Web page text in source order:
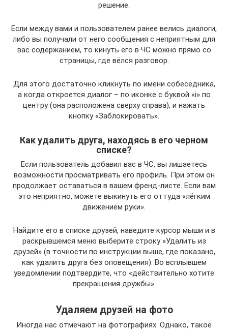
решение.
Если между вами и пользователем ранее велись диалоги,
либо вы получали от него сообщения с неприятным для
вас содержанием, то кинуть его в ЧС можно прямо со
страницы, где вёлся разговор.
Для этого достаточно кликнуть по имени собеседника,
а когда откроется диалог – по иконке с буквой «і» по
центру (она расположена сверху справа), и нажать
кнопку «Заблокировать».
Как удалить друга, находясь в его черном
списке?
Если пользователь добавил вас в ЧС, вы лишаетесь
возможности просматривать его профиль. При этом он
продолжает оставаться в вашем френд-листе. Если вам
это неприятно, можете выкинуть его оттуда «лёгким
движением руки».
Найдите его в списке друзей, наведите курсор мыши и в
раскрывшемся меню выберите строку «Удалить из
друзей» (в точности по инструкции выше, где показано,
как удалить друга без оповещения). Во всплывшем
уведомлении подтвердите, что «действительно хотите
прекращения дружбы».
Удаляем друзей на фото
Иногда нас отмечают на фотографиях. Однако, такое